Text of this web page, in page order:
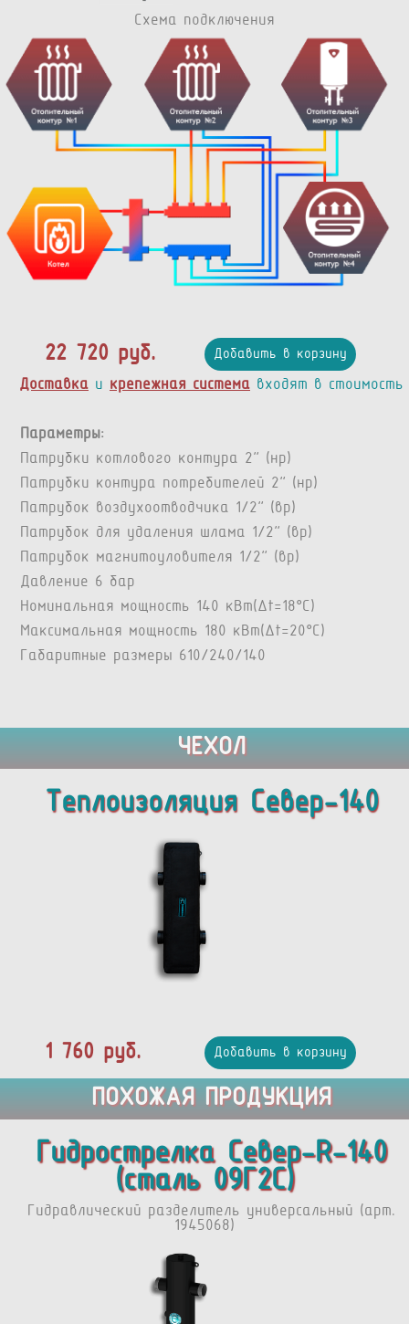
Схема подключения
22 720 руб. Добавить в корзину
Доставка и крепежная система входят в стоимость
Параметры:
Патрубки котлового контура 2” (нр)
Патрубки контура потребителей 2” (нр)
Патрубок воздухоотводчика 1/2” (вр)
Патрубок для удаления шлама 1/2” (вр)
Патрубок магнитоуловителя 1/2" (вр)
Давление 6 бар
Номинальная мощность 140 кВт(Δt=18°C)
Максимальная мощность 180 кВт(Δt=20°C)
Габаритные размеры 610/240/140
ЧЕХОЛ
Теплоизоляция Север-140
1 760 руб. Добавить в корзину
ПОХОЖАЯ ПРОДУКЦИЯ
Гидрострелка Север-R-140
(сталь 09Г2С)
Гидравлический разделитель универсальный (арт.
1945068)